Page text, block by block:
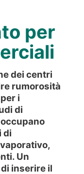
per
dei centri
rumorosità
i
di
di
Un
inserire il